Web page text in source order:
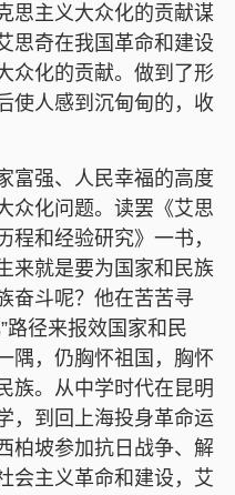
思主义大众化的贡献谋
思奇在我国革命和建设
众化的贡献。做到了形
使人感到沉甸甸的，收
强、人民幸福的高度
众化问题。读罢《艾思
程和经验研究》一书，
来就是要为国家和民族
奋斗呢？他在苦苦寻
路径来报效国家和民
隅，仍胸怀祖国，胸怀
族。从中学时代在昆明
，到回上海投身革命运
柏坡参加抗日战争、解
会主义革命和建设，艾